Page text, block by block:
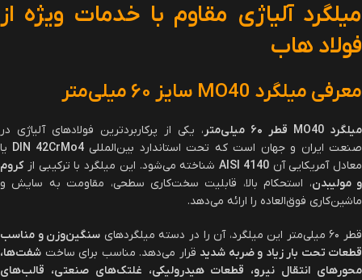
میلگرد آلیاژی مقاوم با خدمات ویژه از
فولاد هاب
معرفی میلگرد سایز ۶۰ میلی‌متر
میلگرد قطر ۶۰ میلی‌متر ، یکی از پرکاربردترین فولادهای آلیاژی در
صنعت ایران و جهان است که تحت استاندارد بین‌المللیDIN 42CrMo4 یا
معادل آمریکایی آنAISI 4140 شناخته می‌شود. این میلگرد با ترکیبی ازکروم
و مولیبدن، استحکام بالا، قابلیت سخت‌کاری سطحی، مقاومت به سایش و
ماشین‌کاری فوق‌العاده را ارائه می‌دهد.
قطر ۶۰ میلی‌متر این میلگرد، آن را در دسته میلگردهای
سنگین‌وزن و مناسب
قطعات تحت بار زیاد و ضربه شدید قرار می‌دهد. مناسب برای ساخت شفت‌ها،
محورهای انتقال نیرو، قطعات هیدرولیکی، غلتک‌های صنعتی، قالب‌های